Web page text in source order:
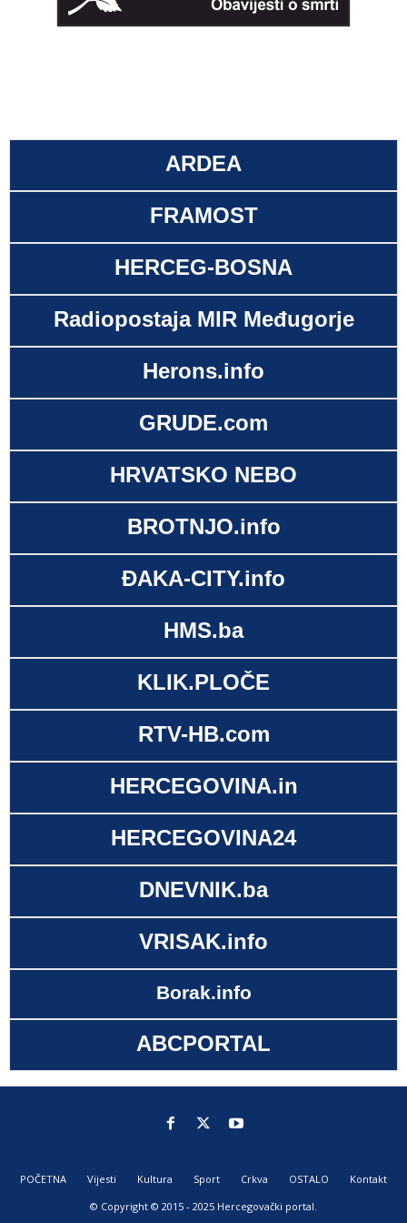
ARDEA
FRAMOST
HERCEG-BOSNA
Radiopostaja MIR Međugorje
Herons.info
GRUDE.com
HRVATSKO NEBO
BROTNJO.info
ĐAKA-CITY.info
HMS.ba
KLIK.PLOČE
RTV-HB.com
HERCEGOVINA.in
HERCEGOVINA24
DNEVNIK.ba
VRISAK.info
Borak.info
ABCPORTAL
POČETNA Vijesti Kultura Sport Crkva OSTALO
Kontakt
© Copyright © 2015 - 2025 Hercegovački portal.